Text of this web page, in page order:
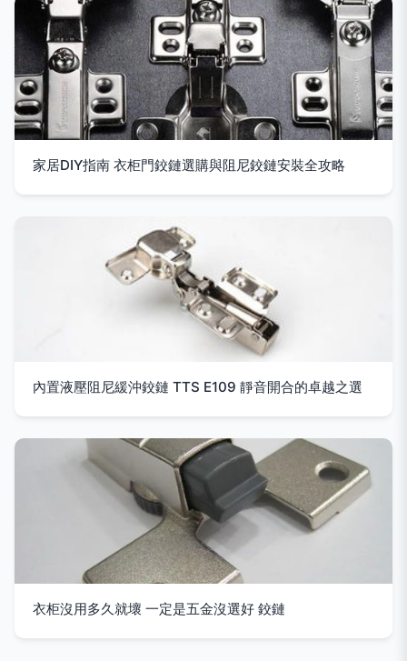
家居DIY指南 衣柜門鉸鏈選購與阻尼鉸鏈安裝全攻略
內置液壓阻尼緩沖鉸鏈 TTS E109 靜音開合的卓越之選
衣柜沒用多久就壞 一定是五金沒選好 鉸鏈